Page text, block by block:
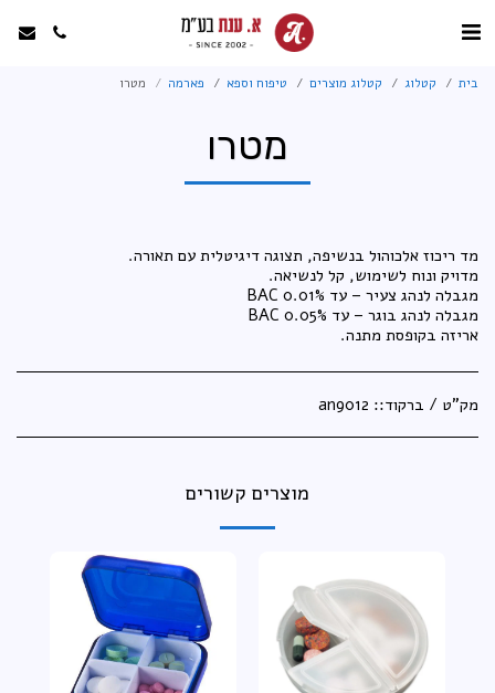
בית קטלוג קטלוג מוצרים טיפוח וספא פארמה מטרו
מטרו
אריזה בקופסת מתנה.
מק"ט / ברקוד:: an9012
מוצרים קשורים